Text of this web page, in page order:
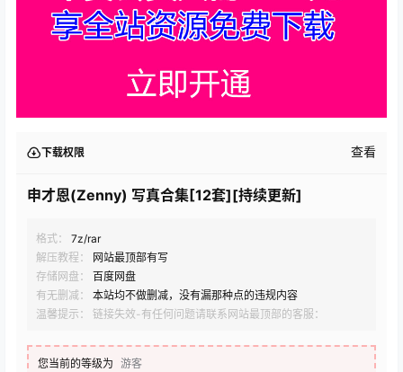
下载权限 查看
申才恩(Zenny) 写真合集[12套][持续更新]
格式：
7z/rar
解压教程：
网站最顶部有写
存储网盘：
百度网盘
有无删减：
本站均不做删减，没有漏那种点的违规内容
温馨提示： 链接失效-有任何问题请联系网站最顶部的客服：
您当前的等级为 游客